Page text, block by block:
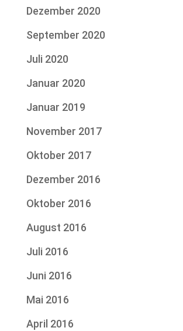
Dezember 2020
September 2020
Juli 2020
Januar 2020
Januar 2019
November 2017
Oktober 2017
Dezember 2016
Oktober 2016
August 2016
Juli 2016
Juni 2016
Mai 2016
April 2016